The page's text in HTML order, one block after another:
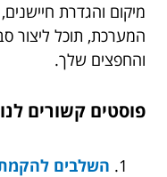
מיקום והגדרת
המערכת, תוכל ליצור
והחפצים שלך.
פוסטים קשורים
השלבים להקמת